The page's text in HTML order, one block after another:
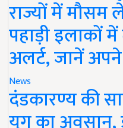
राज्यों में मौसम
पहाड़ी इलाकों
अलर्ट, जानें
News
दंडकारण्य की